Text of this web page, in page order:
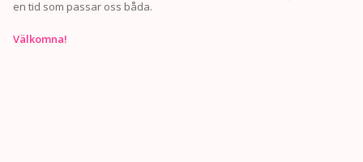
en tid som passar oss båda.
Välkomna!